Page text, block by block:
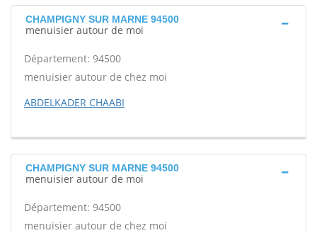
CHAMPIGNY SUR MARNE 94500
menuisier autour de moi
Département: 94500
menuisier autour de chez moi
ABDELKADER CHAABI
CHAMPIGNY SUR MARNE 94500
menuisier autour de moi
Département: 94500
menuisier autour de chez moi